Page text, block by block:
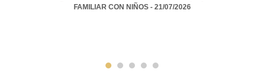
FAMILIAR CON NIÑOS - 21/07/2026